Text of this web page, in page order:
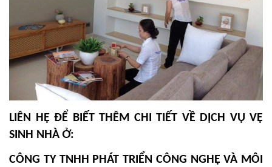
LIÊN HỆ ĐỂ BIẾT THÊM CHI TIẾT VỀ DỊCH VỤ VỆ
SINH NHÀ Ở:
CÔNG TY TNHH PHÁT TRIỂN CÔNG NGHỆ VÀ MÔI